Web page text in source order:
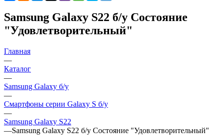
Samsung Galaxy S22 б/у Состояние
"Удовлетворительный"
Главная
—
Каталог
—
Samsung Galaxy б/у
—
Смартфоны серии Galaxy S б/у
—
Samsung Galaxy S22
—Samsung Galaxy S22 б/у Состояние "Удовлетворительный"